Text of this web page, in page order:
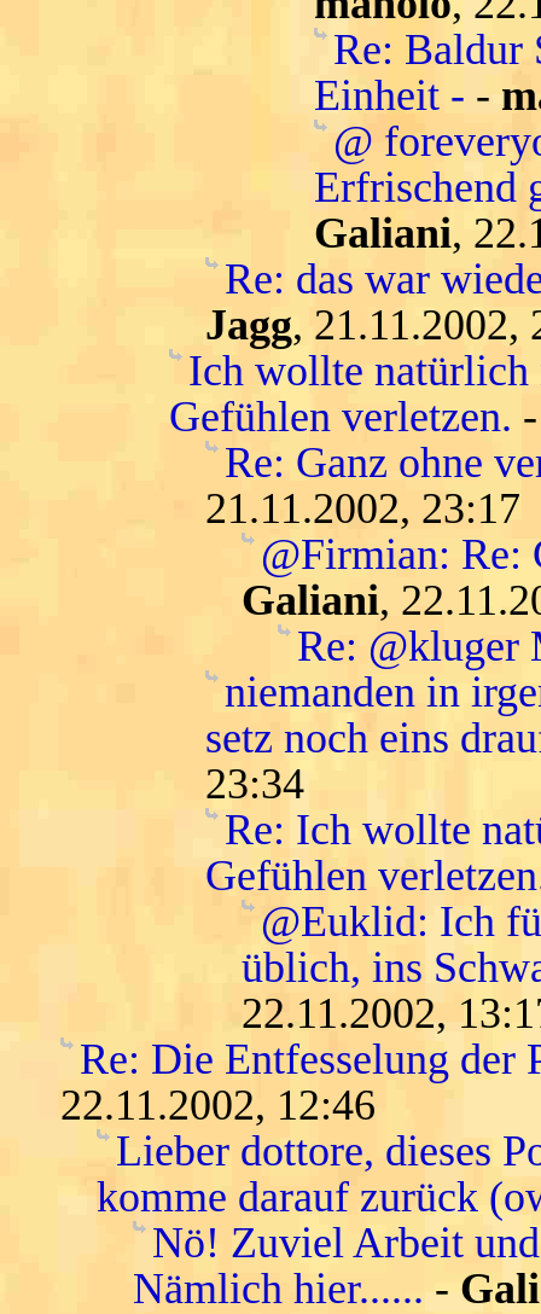
Re: Baldur
Einheit - -
@
Erfrischend
Galiani,
Re: das war
Jagg, 21.11.2002,
Ich wollte natürlich
Gefühlen verletzen.
Re: Ganz ohne
21.11.2002, 23:17
@Firmian: Re:
Galiani,
Re: @kluger
niemanden in
setz noch eins
23:34
Re: Ich wollte
Gefühlen
@Euklid: Ich
üblich, ins
22.11.2002,
Re: Die Entfesselung der
22.11.2002, 12:46
Lieber dottore, dieses
komme darauf zurück
Nö! Zuviel Arbeit und
Nämlich hier...... -